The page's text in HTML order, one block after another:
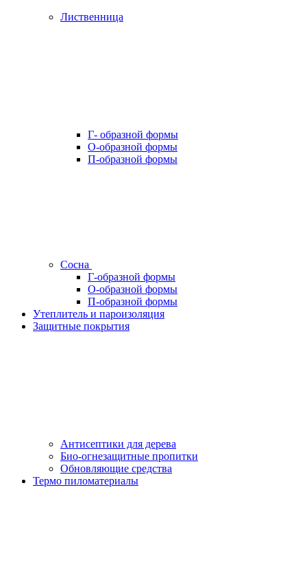
Лиственница
Г- образной формы
О-образной формы
П-образной формы
Сосна
Г-образной формы
О-образной формы
П-образной формы
Утеплитель и пароизоляция
Защитные покрытия
Антисептики для дерева
Био-огнезащитные пропитки
Обновляющие средства
Термо пиломатериалы